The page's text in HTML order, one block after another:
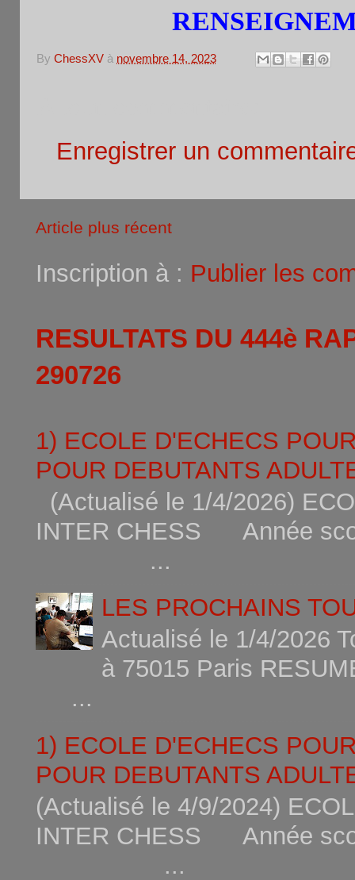
By ChessXV à novembre 14, 2023
Enregistrer un
Article plus récent
Inscription à : Publier les
RESULTATS DU 444è
290726
1) ECOLE D'ECHECS
POUR DEBUTANTS
(Actualisé le 1/4/2026)
INTER CHESS Année
...
LES PROCHAINS
Actualisé le 1/4/2026
à 75015
...
1) ECOLE D'ECHECS
POUR DEBUTANTS
(Actualisé le 4/9/2024)
INTER CHESS Année
...